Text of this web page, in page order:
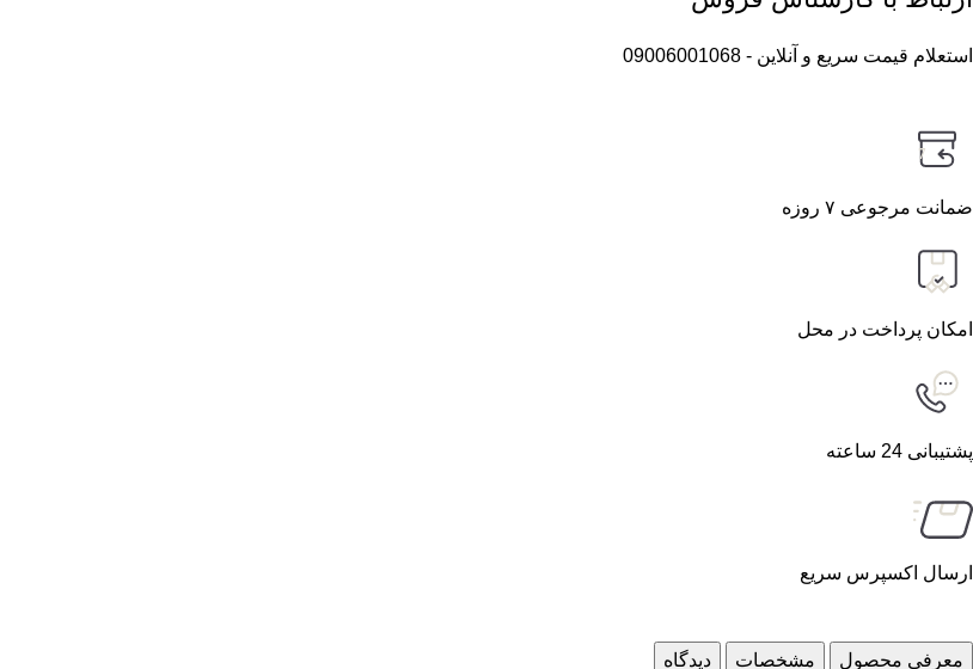
استعلام قیمت سریع و آنلاین - 09006001068
7
ضمانت مرجوعی ۷ روزه
امکان پرداخت در محل
پشتیبانی 24 ساعته
ارسال اکسپرس سریع
معرفی محصول مشخصات دیدگاه